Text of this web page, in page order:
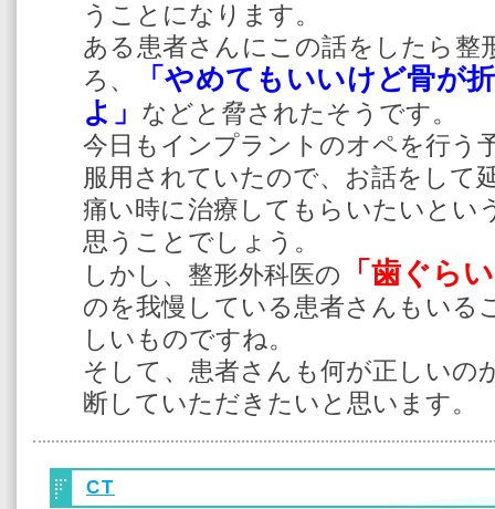
うことになります。
ある患者さんにこの話をしたら整
ろ、
「やめてもいいけど骨が
よ」 などと脅されたそうです。
今日もインプラントのオペを行う
服用されていたので、お話をして
痛い時に治療してもらいたいとい
思うことでしょう。
しかし、整形外科医の
「歯ぐら
のを我慢している患者さんもいる
しいものですね。
そして、患者さんも何が正しいの
断していただきたいと思います。
CT